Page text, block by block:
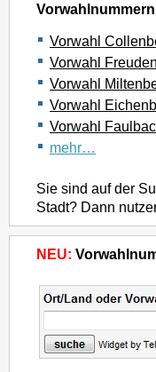
Vorwahl
Vorwahl
Vorwahl
Vorwahl
Vorwahl
mehr…
Sie sind auf der
Stadt? Dann
NEU: